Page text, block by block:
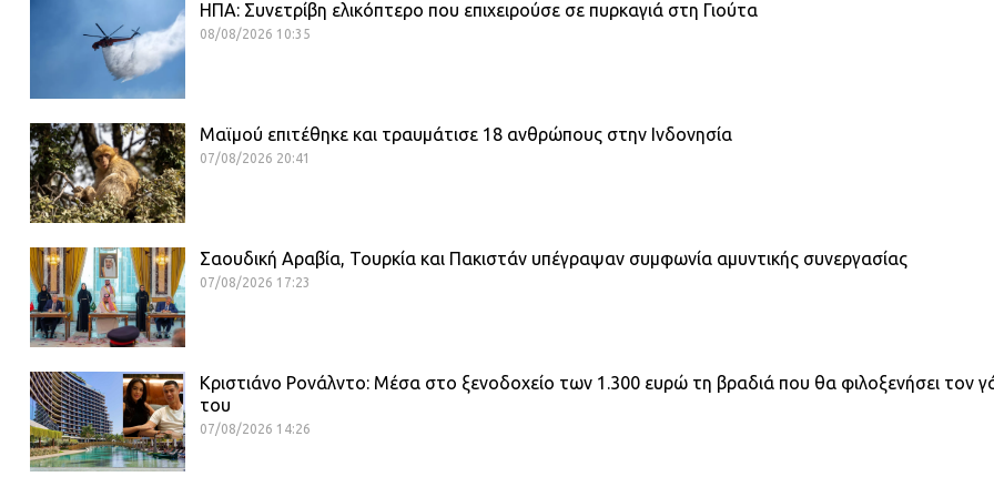
ΗΠΑ: Συνετρίβη ελικόπτερο που επιχειρούσε σε πυρκαγιά στη Γιούτα
08/08/2026 10:35
Μαϊμού επιτέθηκε και τραυμάτισε 18 ανθρώπους στην Ινδονησία
07/08/2026 20:41
Σαουδική Αραβία, Τουρκία και Πακιστάν υπέγραψαν συμφωνία αμυντικής συνεργασίας
07/08/2026 17:23
Κριστιάνο Ρονάλντο: Μέσα στο ξενοδοχείο των 1.300 ευρώ τη βραδιά που θα φιλοξενήσει τον
του
07/08/2026 14:26